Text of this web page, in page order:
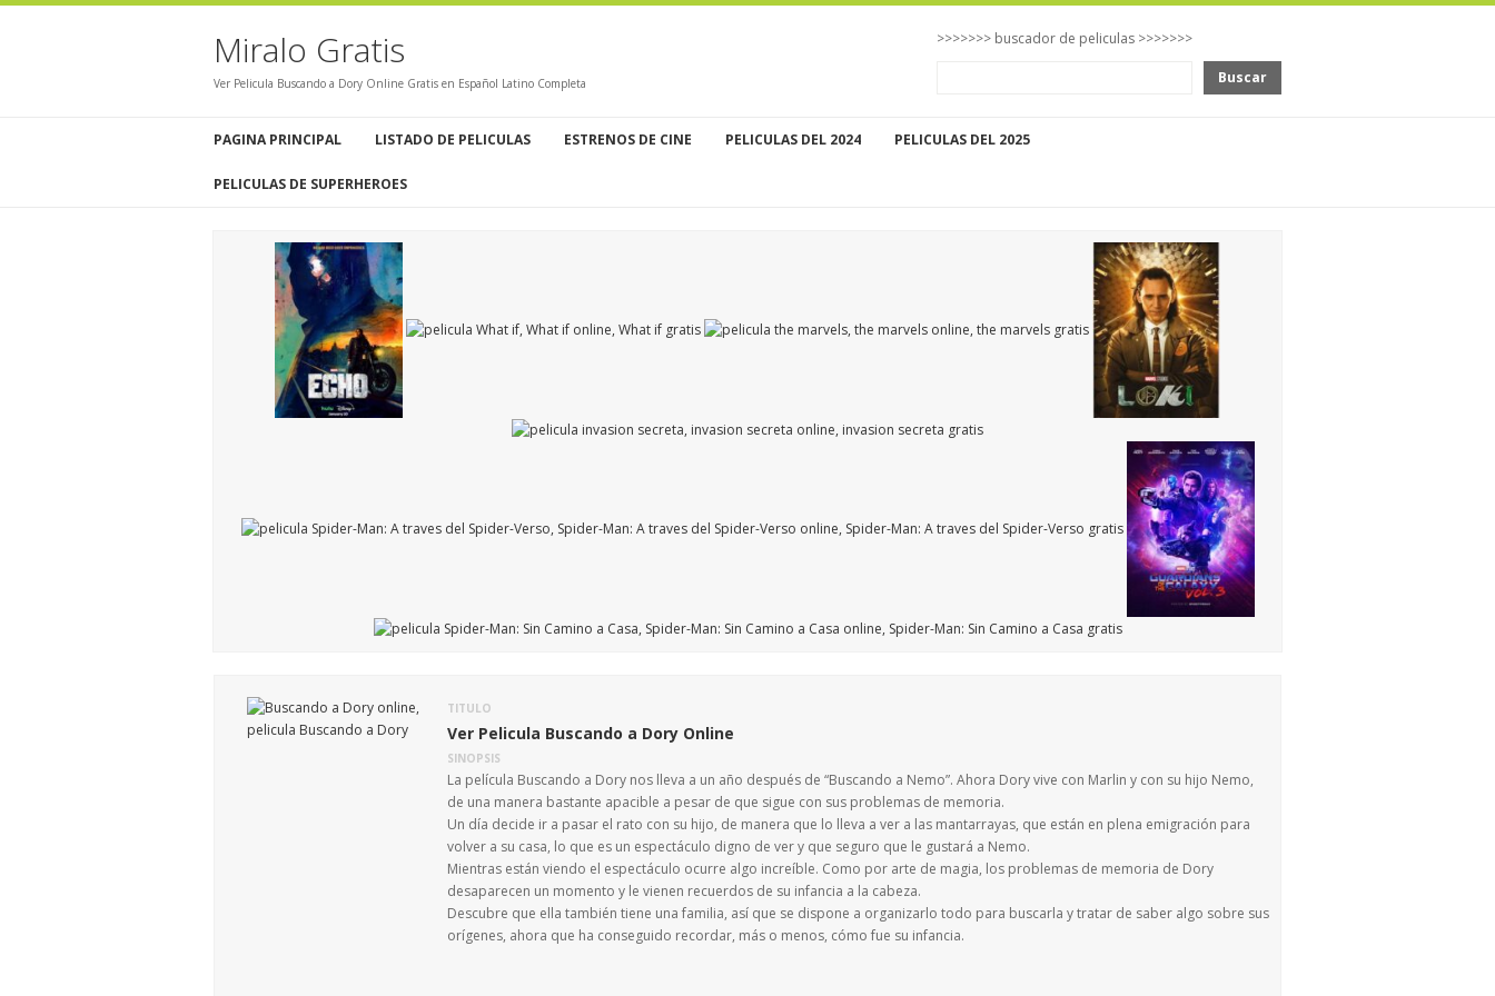
Miralo Gratis
Ver Pelicula Buscando a Dory Online Gratis en Español Latino Completa
>>>>>>> buscador de peliculas >>>>>>>
Buscar
PAGINA PRINCIPAL LISTADO DE PELICULAS ESTRENOS DE CINE PELICULAS DEL 2024 PELICULAS DEL 2025
PELICULAS DE SUPERHEROES
TITULO
Ver Pelicula Buscando a Dory Online
SINOPSIS
La película Buscando a Dory nos lleva a un año después de “Buscando a Nemo”. Ahora Dory vive con Marlin y con su hijo Nemo,
de una manera bastante apacible a pesar de que sigue con sus problemas de memoria.
Un día decide ir a pasar el rato con su hijo, de manera que lo lleva a ver a las mantarrayas, que están en plena emigración para
volver a su casa, lo que es un espectáculo digno de ver y que seguro que le gustará a Nemo.
Mientras están viendo el espectáculo ocurre algo increíble. Como por arte de magia, los problemas de memoria de Dory
desaparecen un momento y le vienen recuerdos de su infancia a la cabeza.
Descubre que ella también tiene una familia, así que se dispone a organizarlo todo para buscarla y tratar de saber algo sobre sus
orígenes, ahora que ha conseguido recordar, más o menos, cómo fue su infancia.